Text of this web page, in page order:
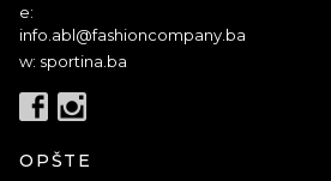
e:
info.abl@fashioncompany.ba
w: sportina.ba
OPŠTE